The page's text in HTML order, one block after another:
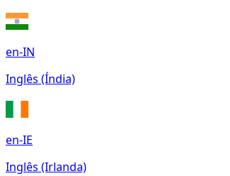
en-IN
Inglês (Índia)
en-IE
Inglês (Irlanda)